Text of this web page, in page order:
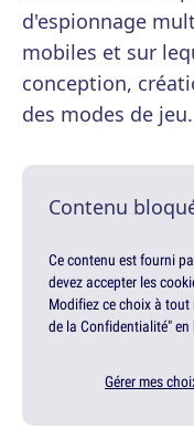
d'espionnage
mobiles et sur
conception,
des modes de jeu.
Contenu
Ce contenu est fourni
devez accepter les
Modifiez ce choix à tout
de la Confidentialité" en
Gérer mes